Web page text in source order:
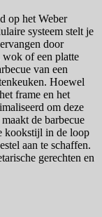
op het Weber
systeem stelt je
door
wok of een platte
van een
Hoewel
frame en het
om deze
de barbecue
kookstijl in de loop
aan te schaffen.
gerechten en